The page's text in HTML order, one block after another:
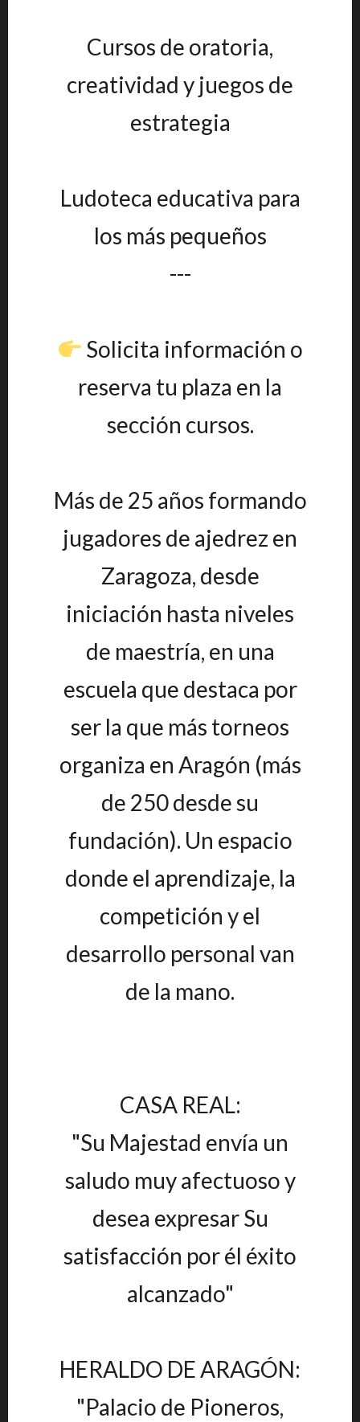
Cursos de oratoria,
creatividad y juegos de
estrategia
Ludoteca educativa para
los más pequeños
---
Solicita información o
reserva tu plaza en la
sección cursos.
Más de 25 años formando
jugadores de ajedrez en
Zaragoza, desde
iniciación hasta niveles
de maestría, en una
escuela que destaca por
ser la que más torneos
organiza en Aragón (más
de 250 desde su
fundación). Un espacio
donde el aprendizaje, la
competición y el
desarrollo personal van
de la mano.
CASA REAL:
"Su Majestad envía un
saludo muy afectuoso y
desea expresar Su
satisfacción por él éxito
alcanzado"
HERALDO DE ARAGÓN:
"Palacio de Pioneros,